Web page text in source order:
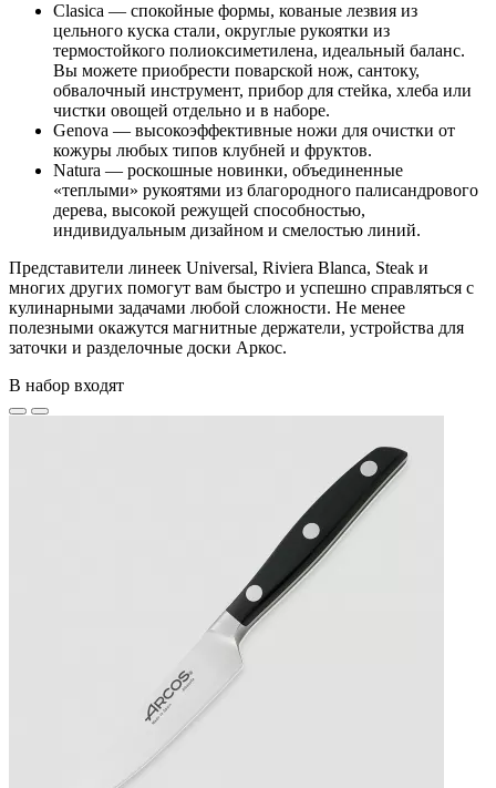
Clasica — спокойные формы, кованые лезвия из
цельного куска стали, округлые рукоятки из
термостойкого полиоксиметилена, идеальный баланс.
Вы можете приобрести поварской нож, сантоку,
обвалочный инструмент, прибор для стейка, хлеба или
чистки овощей отдельно и в наборе.
Genova — высокоэффективные ножи для очистки от
кожуры любых типов клубней и фруктов.
Natura — роскошные новинки, объединенные
«теплыми» рукоятями из благородного палисандрового
дерева, высокой режущей способностью,
индивидуальным дизайном и смелостью линий.
Представители линеек Universal, Riviera Blanca, Steak и
многих других помогут вам быстро и успешно справляться с
кулинарными задачами любой сложности. Не менее
полезными окажутся магнитные держатели, устройства для
заточки и разделочные доски Аркос.
В набор входят